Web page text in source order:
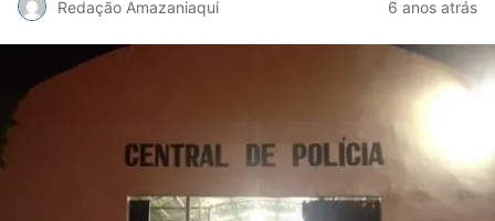
Redação Amazaniaqui 6 anos atrás